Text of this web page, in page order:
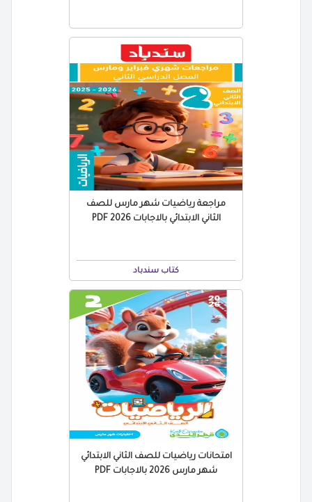
مراجعة رياضيات شهر مارس للصف
الثاني الابتدائي بالاجابات 2026 PDF
كتاب سندباد
امتحانات رياضيات للصف الثاني الابتدائي
شهر مارس 2026 بالاجابات PDF